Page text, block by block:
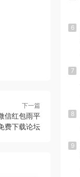
下一篇
信红包雨平
费下载论坛
6
7
8
9